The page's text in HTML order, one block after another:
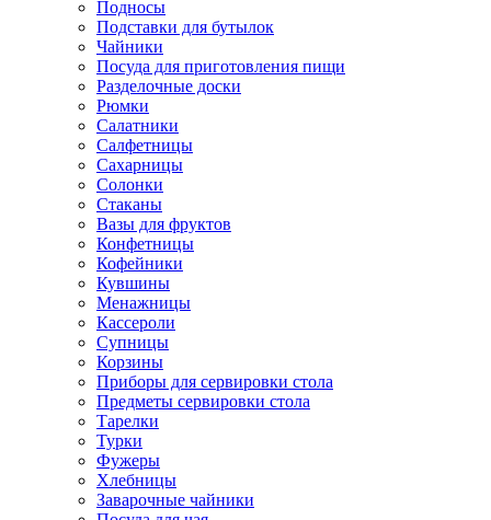
Подносы
Подставки для бутылок
Чайники
Посуда для приготовления пищи
Разделочные доски
Рюмки
Салатники
Салфетницы
Сахарницы
Солонки
Стаканы
Вазы для фруктов
Конфетницы
Кофейники
Кувшины
Менажницы
Кассероли
Супницы
Корзины
Приборы для сервировки стола
Предметы сервировки стола
Тарелки
Турки
Фужеры
Хлебницы
Заварочные чайники